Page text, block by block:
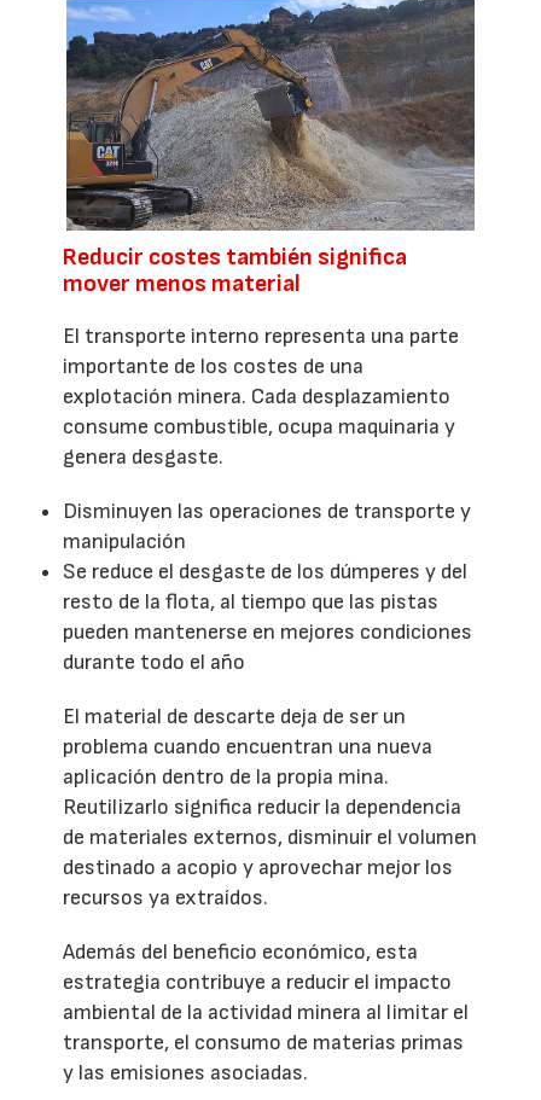
Reducir costes también significa
mover menos material
El transporte interno representa una parte
importante de los costes de una
explotación minera. Cada desplazamiento
consume combustible, ocupa maquinaria y
genera desgaste.
Disminuyen las operaciones de transporte y
manipulación
Se reduce el desgaste de los dúmperes y del
resto de la flota, al tiempo que las pistas
pueden mantenerse en mejores condiciones
durante todo el año
El material de descarte deja de ser un
problema cuando encuentran una nueva
aplicación dentro de la propia mina.
Reutilizarlo significa reducir la dependencia
de materiales externos, disminuir el volumen
destinado a acopio y aprovechar mejor los
recursos ya extraídos.
Además del beneficio económico, esta
estrategia contribuye a reducir el impacto
ambiental de la actividad minera al limitar el
transporte, el consumo de materias primas
y las emisiones asociadas.